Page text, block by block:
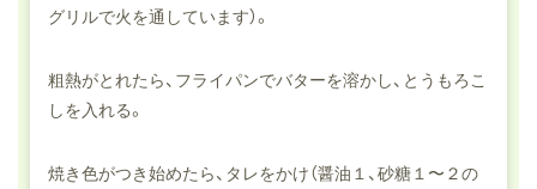
グリルで火を通しています）。
粗熱がとれたら、フライパンでバターを溶かし、とうもろこ
しを入れる。
焼き色がつき始めたら、タレをかけ（醤油１、砂糖１〜２の